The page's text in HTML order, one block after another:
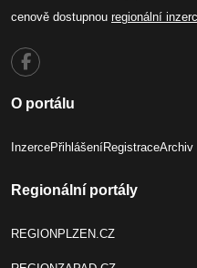
cenově dostupnou regionální
O portálu
InzercePřihlášeníRegistraceArchiv
Regionální portály
REGIONPLZEN.CZ